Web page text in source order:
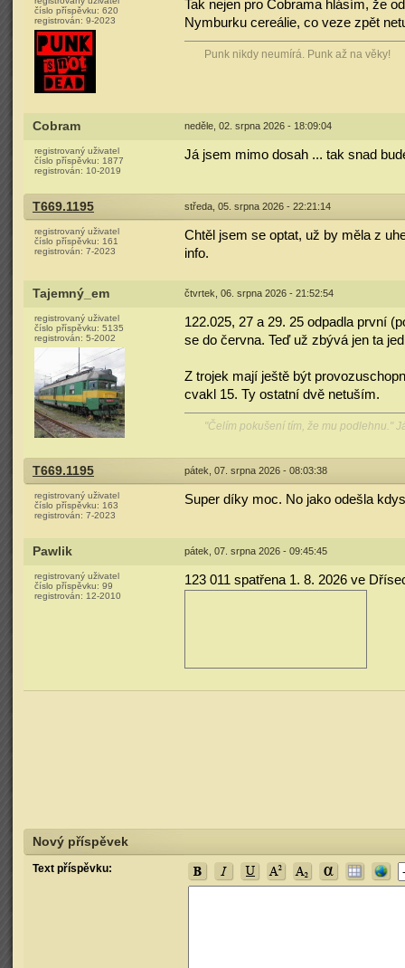
číslo příspěvku: 620
registrován: 9-2023
Tak nejen pro Cobrama hlásím, že
Nymburku cereálie, co veze zpět
Punk nikdy neumírá. Punk až na věky!
Cobram neděle, 02. srpna 2026 - 18:09:04
registrovaný uživatel
číslo příspěvku: 1877
registrován: 10-2019
Já jsem mimo dosah ... tak snad
T669.1195 středa, 05. srpna 2026 - 22:21:14
registrovaný uživatel
číslo příspěvku: 161
registrován: 7-2023
Chtěl jsem se optat, už by měla z
info.
Tajemný_em čtvrtek, 06. srpna 2026 - 21:52:54
registrovaný uživatel
číslo příspěvku: 5135
registrován: 5-2002
122.025, 27 a 29. 25 odpadla první
se do června. Teď už zbývá jen ta
Z trojek mají ještě být
cvakl 15. Ty ostatní dvě netuším.
"Čelím pokušení tím, že mu podlehnu."
T669.1195 pátek, 07. srpna 2026 - 08:03:38
registrovaný uživatel
číslo příspěvku: 163
registrován: 7-2023
Super díky moc. No jako odešla
Pawlik pátek, 07. srpna 2026 - 09:45:45
registrovaný uživatel
číslo příspěvku: 99
registrován: 12-2010
123 011 spatřena 1. 8. 2026 ve
Nový příspěvek
Text příspěvku: